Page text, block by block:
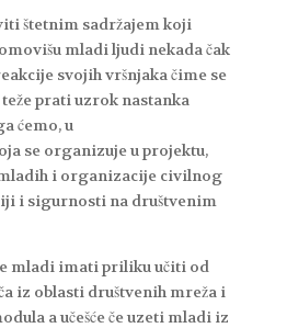
štetnim sadržajem koji
mladi ljudi nekada čak
svojih vršnjaka čime se
prati uzrok nastanka
ćemo, u
se organizuje u projektu,
i organizacije civilnog
i sigurnosti na društvenim
mladi imati priliku učiti od
iz oblasti društvenih mreža i
a učešće če uzeti mladi iz